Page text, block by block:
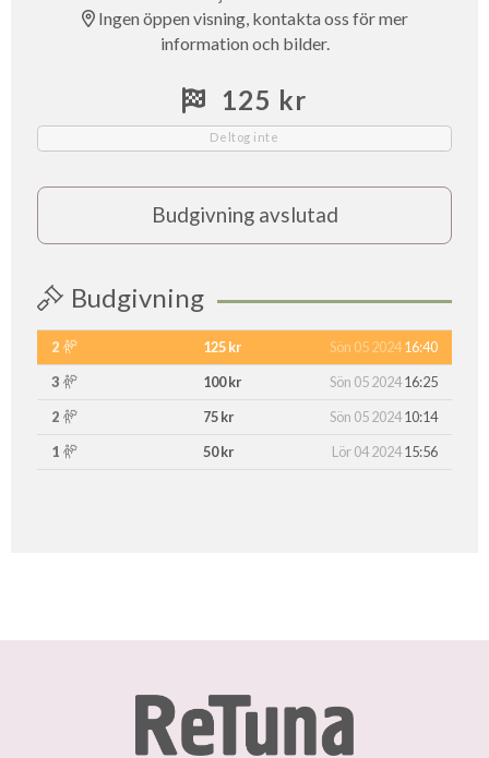
Ingen öppen visning, kontakta oss för mer
information och bilder.
125 kr
Deltog inte
Budgivning avslutad
Budgivning
2 125 kr Sön 05 202416:40
3
100 kr Sön 05 202416:25
2
75 kr Sön 05 202410:14
1
50 kr Lör 04 202415:56